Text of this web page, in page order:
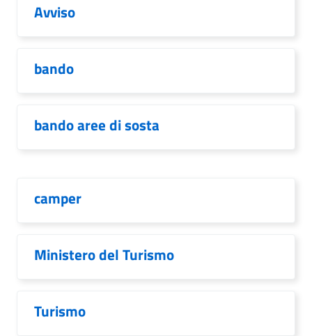
Avviso
bando
bando aree di sosta
camper
Ministero del Turismo
Turismo